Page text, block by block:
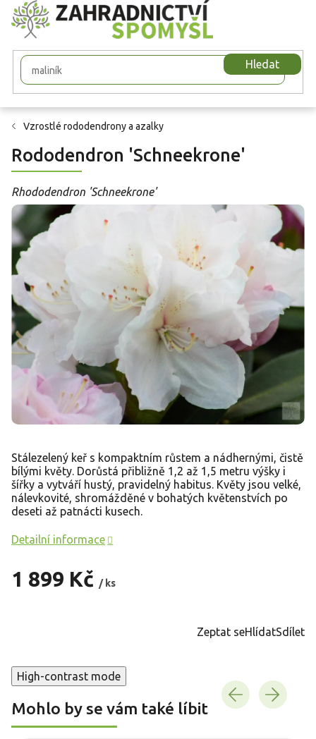
Přejít
na
obsah
Hledat
Vzrostlé rododendrony a azalky
Rododendron 'Schneekrone'
Rhododendron 'Schneekrone'
1 899 Kč / ks
Stálezelený keř s kompaktním růstem a nádhernými, čistě
bílými květy. Dorůstá přibližně 1,2 až 1,5 metru výšky i
šířky a vytváří hustý, pravidelný habitus. Květy jsou velké,
nálevkovité, shromážděné v bohatých květenstvích po
deseti až patnácti kusech.
Detailní informace
Zeptat seHlídatSdílet
High-contrast mode
Mohlo by se vám také líbit